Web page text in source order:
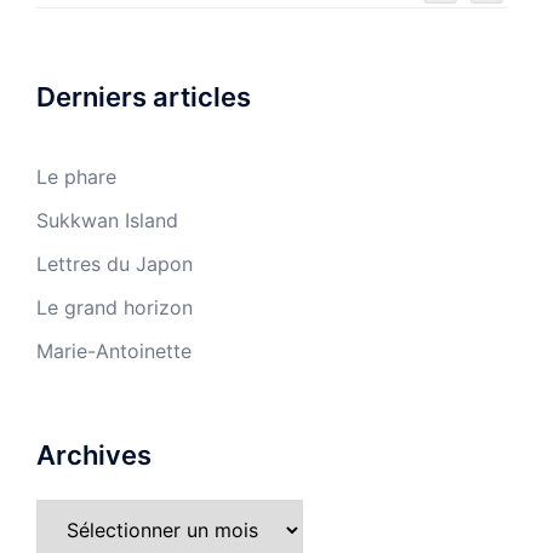
Derniers articles
Le phare
Sukkwan Island
Lettres du Japon
Le grand horizon
Marie-Antoinette
Archives